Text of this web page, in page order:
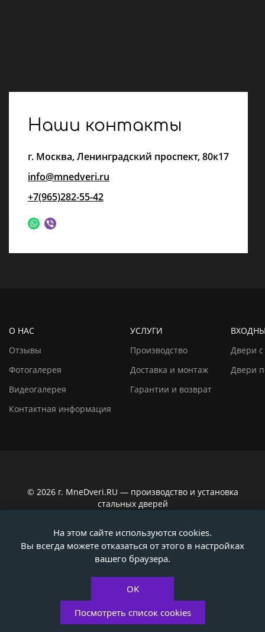
Наши контакты
г. Москва,Ленинградский проспект, 80к17
info@mnedveri.ru
+7(965)282-55-42
О НАС
Отзывы
Фотогалерея
Видеогалерея
Контактная информация
УСЛУГИ
Производство
Доставка и монтаж
Гарантии и возврат
Двери
Двери
© 2026 г. MneDveri.RU — производство и установка
стальных дверей
Гражданского кодекса РФ. Вся информация на сайте,
касающаяся технических характеристик, наличия на
складе, стоимости товаров, носит информационно-
Политика конфиденциальности
На этом сайте используются cookies.
Вы всегда можете отказаться от этого в настройках
вашего браузера.
OK
Посмотреть список cookies